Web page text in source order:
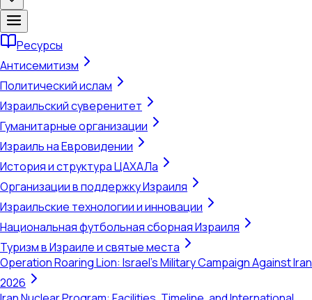
Ресурсы
Антисемитизм
Политический ислам
Израильский суверенитет
Гуманитарные организации
Израиль на Евровидении
История и структура ЦАХАЛа
Организации в поддержку Израиля
Израильские технологии и инновации
Национальная футбольная сборная Израиля
Туризм в Израиле и святые места
Operation Roaring Lion: Israel's Military Campaign Against Iran
2026